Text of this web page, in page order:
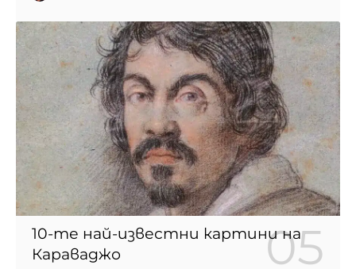
10-те най-известни картини на
Караваджо